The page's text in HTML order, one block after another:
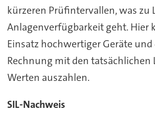
kürzeren Prüfintervallen, was zu
Anlagenverfügbarkeit geht. Hier
Einsatz hochwertiger Geräte
Rechnung mit den tatsächlichen
Werten auszahlen.
SIL-Nachweis